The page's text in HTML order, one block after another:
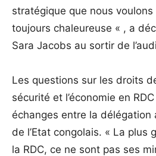
stratégique que nous
toujours chaleureuse « , a
Sara Jacobs au sortir de
Les questions sur les droits
sécurité et l’économie en
échanges entre la délégation
de l’Etat congolais. « La plus
la RDC, ce ne sont pas ses